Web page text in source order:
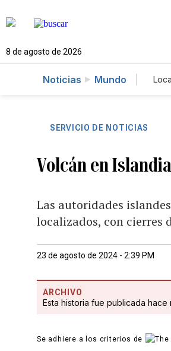
8 de agosto de 2026
Noticias Mundo
SERVICIO DE NOTICIAS
Volcán en
Las autoridades
localizados, con cierres
23 de agosto de 2024 - 2:39 PM
ARCHIVO
Esta historia fue publicada hace
Se adhiere a los criterios de